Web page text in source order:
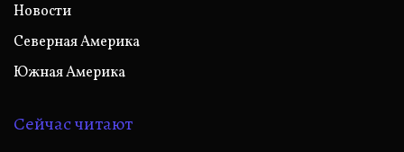
Новости
Северная Америка
Южная Америка
Сейчас читают